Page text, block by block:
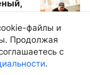
файлы и
Продолжая
с
.